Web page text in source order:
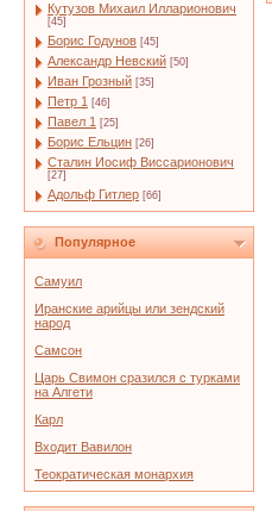
Кутузов Михаил Илларионович
[45]
Борис Годунов [45]
Александр Невский [50]
Иван Грозный [35]
Петр 1 [46]
Павел 1 [25]
Борис Ельцин [26]
Сталин Иосиф Виссарионович
[27]
Адольф Гитлер [66]
Популярное
Самуил
Иранские арийцы или зендский
народ
Самсон
Царь Свимон сразился с турками
на Алгети
Карл
Входит Вавилон
Теократическая монархия